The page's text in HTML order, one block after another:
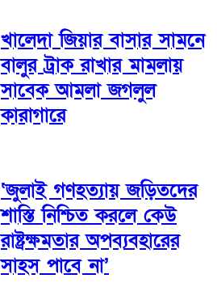
খালেদা জিয়ার বাসার সামনে
বালুর ট্রাক রাখার মামলায়
সাবেক আমলা জগলুল
কারাগারে
‘জুলাই গণহত্যায় জড়িতদের
শাস্তি নিশ্চিত করলে কেউ
রাষ্ট্রক্ষমতার অপব্যবহারের
সাহস পাবে না’